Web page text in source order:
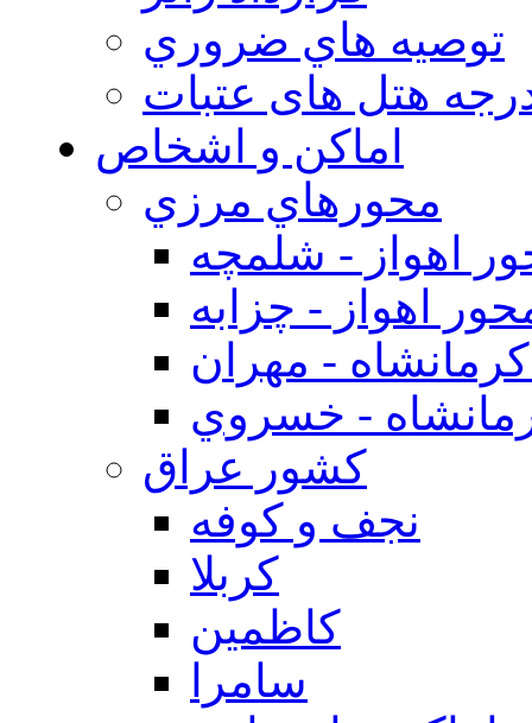
توصيه هاي ضروري
هتل های عتبات
اماکن و اشخاص
محورهاي مرزي
اهواز - شلمچه
اهواز - چزابه
- مهران
- خسروي
كشور عراق
نجف و كوفه
كربلا
كاظمين
سامرا